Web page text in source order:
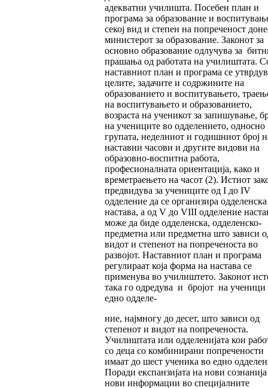
адекватни училишта. Посебен план и
програма за образование и
секој вид и степен на попреченост
министерот за образование. Законот за
основно образование одлучува за
прашања од работата на училиштата.
наставниот план и програма се
целите, задачите и содржините на
образованието и воспитувањето,
на воспитувањето и образованието,
возраста на ученикот за запишување,
на учениците во одделението, односно
групата, неделниот и годишниот број
наставни часови и другите видови на
образовно-воспитна работа,
професионалната ориентација, како и
времетраењето на часот (2). Истиот
предвидува за учениците од I до IV
одделение да се организира одделенска
настава, а од V до VIII одделение
може да биде одделенска, одделенско-
предметна или предметна што зависи
видот и степенот на попреченоста во
развојот. Наставниот план и програма
регулираат која форма на настава се
применува во училиштето. Законот
така го одредува и бројот на ученици
едно одделе-
ние, најмногу до десет, што зависи од
степенот и видот на попреченоста.
Училиштата или одделенијата кои
со деца со комбинирани попречености
имаат до шест ученика во едно
Поради експанзијата на нови
нови информации во специјалните